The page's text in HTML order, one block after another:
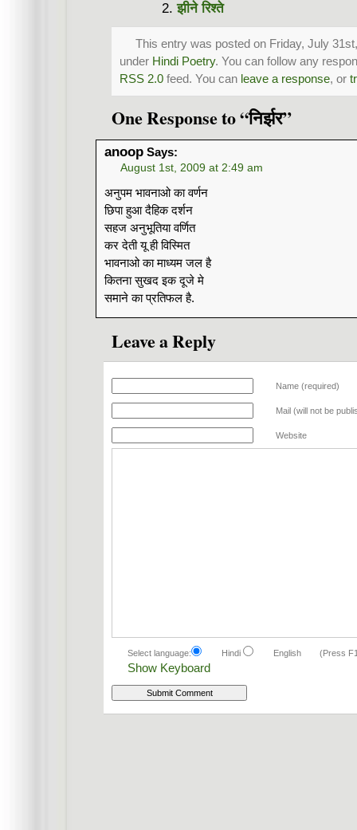
झीने रिश्ते
This entry was posted on Friday, July
under Hindi Poetry. You can follow any
RSS 2.0 feed. You can leave a response, or
One Response to “निर्झर”
anoop Says:
August 1st, 2009 at 2:49 am
अनुपम भावनाओ का वर्णन
छिपा हुआ दैहिक दर्शन
सहज अनुभूतिया वर्णित
कर देती यू ही विस्मित
भावनाओ का माध्यम जल है
कितना सुखद इक दूजे मे
समाने का प्रतिफल है.
Leave a Reply
Name (required)
Mail (will not be
Website
Select language: Hindi English (Press
Show Keyboard